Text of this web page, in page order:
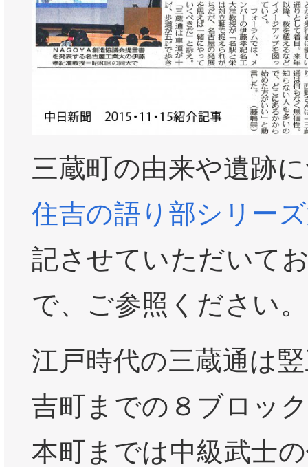
三蔵町の由来や遺跡
住吉の語り部シリー
記させていただいて
で、ご参照ください。
江戸時代の三蔵通は
吉町までの８ブロッ
本町までは中級武士